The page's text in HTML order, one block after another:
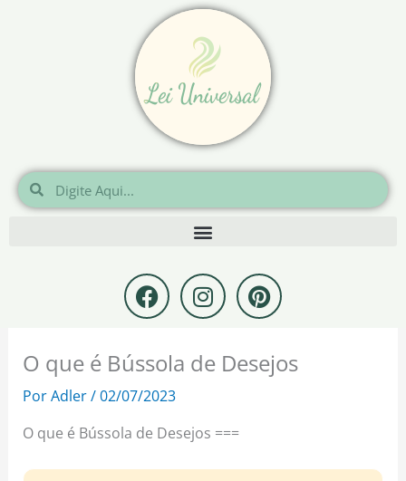
Pesquisar
Pesquisar
F
a
c
e
b
o
o
k
I
n
s
t
a
a
m
P
i
n
t
e
t
O que é Bússola de Desejos
PorAdler/02/07/2023
O que é Bússola de Desejos ===